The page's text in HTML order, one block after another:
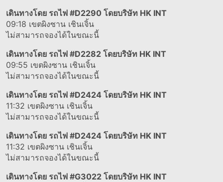
เดินทางโดย รถไฟ #D2290 โดยบริษัท HK INT
09:18 เขตผิงซาน เชินเจิ้น
ไม่สามารถจองได้ในขณะนี้
เดินทางโดย รถไฟ #D2282 โดยบริษัท HK INT
09:55 เขตผิงซาน เชินเจิ้น
ไม่สามารถจองได้ในขณะนี้
เดินทางโดย รถไฟ #D2424 โดยบริษัท HK INT
11:32 เขตผิงซาน เชินเจิ้น
ไม่สามารถจองได้ในขณะนี้
เดินทางโดย รถไฟ #D2424 โดยบริษัท HK INT
11:32 เขตผิงซาน เชินเจิ้น
ไม่สามารถจองได้ในขณะนี้
เดินทางโดย รถไฟ #G3022 โดยบริษัท HK INT